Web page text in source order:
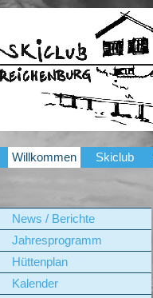
Willkommen Skiclub
News / Berichte
Jahresprogramm
Hüttenplan
Kalender